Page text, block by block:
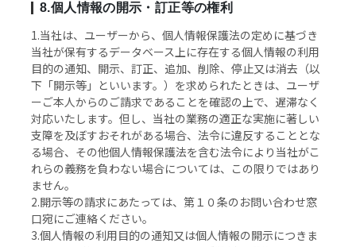
8.個人情報の開示・訂正等の権利
1.当社は、ユーザーから、個人情報保護法の定めに基づき
当社が保有するデータベース上に存在する個人情報の利用
目的の通知、開示、訂正、追加、削除、停止又は消去（以
下「開示等」といいます。）を求められたときは、ユーザ
ーご本人からのご請求であることを確認の上で、遅滞なく
対応いたします。但し、当社の業務の適正な実施に著しい
支障を及ぼすおそれがある場合、法令に違反することとな
る場合、その他個人情報保護法を含む法令により当社がこ
れらの義務を負わない場合については、この限りではあり
ません。
2.開示等の請求にあたっては、第１０条のお問い合わせ窓
口宛にご連絡ください。
3.個人情報の利用目的の通知又は個人情報の開示につきま